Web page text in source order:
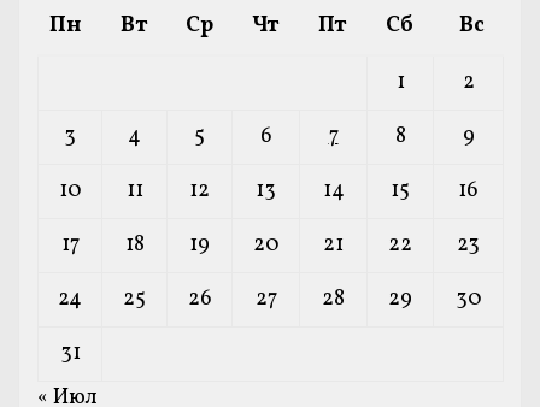
Пн
Вт Ср Чт Пт Сб
Вс
1
2
3
4 5 6 7 8
9
10
11 12 13 14 15
16
17
18 19 20 21 22
23
24
25 26 27 28 29
30
31
« Июл